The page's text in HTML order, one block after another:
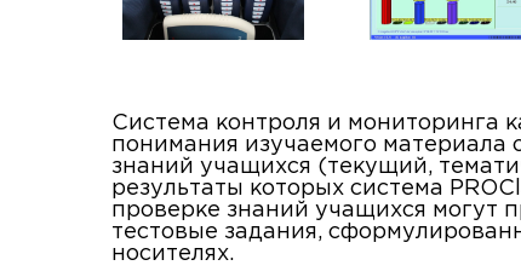
Система контроля и мониторинга
понимания изучаемого материала
знаний учащихся (текущий,
результаты которых система
проверке знаний учащихся могут
тестовые задания,
носителях.